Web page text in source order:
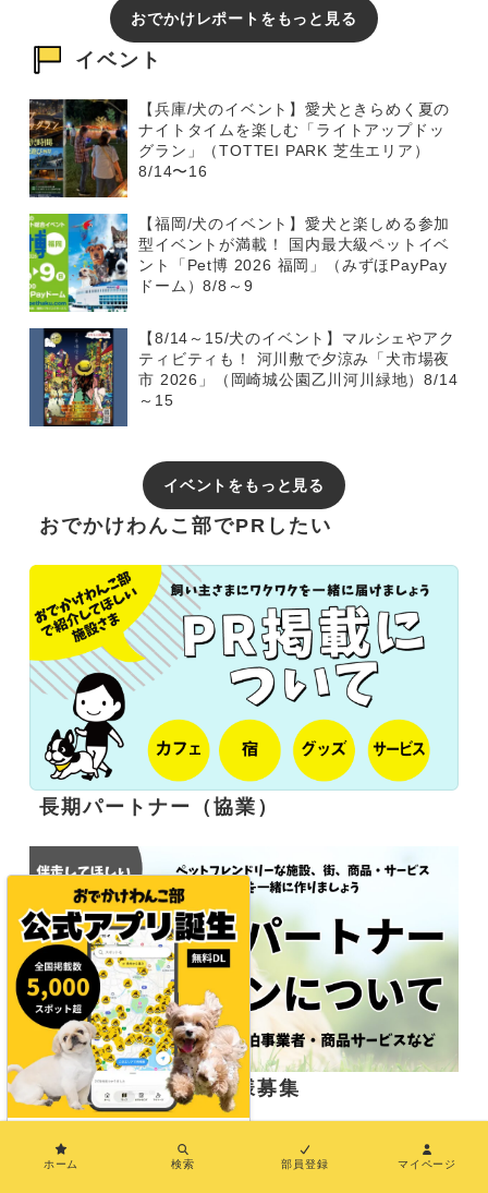
おでかけレポートをもっと見る
イベント
【兵庫/犬のイベント】愛犬ときらめく夏の
ナイトタイムを楽しむ「ライトアップドッ
グラン」（TOTTEI PARK 芝生エリア）
8/14〜16
【福岡/犬のイベント】愛犬と楽しめる参加
型イベントが満載！ 国内最大級ペットイベ
ント「Pet博 2026 福岡」（みずほPayPay
ドーム）8/8～9
【8/14～15/犬のイベント】マルシェやアク
ティビティも！ 河川敷で夕涼み「犬市場夜
市 2026」（岡崎城公園乙川河川緑地）8/14
～15
イベントをもっと見る
おでかけわんこ部でPRしたい
長期パートナー（協業）
応援サポーター企業様募集
ホーム 検索 部員登録 マイページ